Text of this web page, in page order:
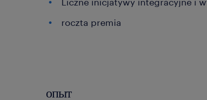
roczta premia
опыт